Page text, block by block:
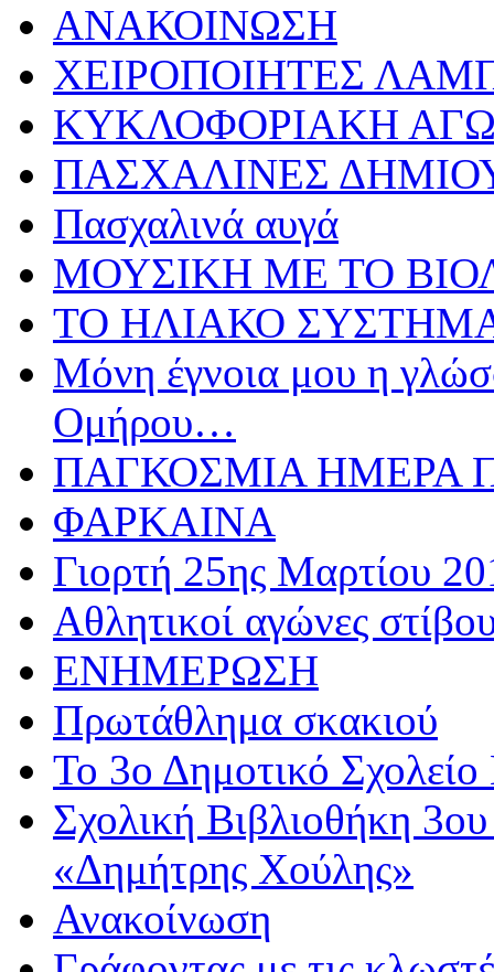
ΑΝΑΚΟΙΝΩΣΗ
ΧΕΙΡΟΠΟΙΗΤΕΣ
ΚΥΚΛΟΦΟΡΙΑΚΗ
ΠΑΣΧΑΛΙΝΕΣ
Πασχαλινά αυγά
ΜΟΥΣΙΚΗ ΜΕ ΤΟ
ΤΟ ΗΛΙΑΚΟ
Μόνη έγνοια μου η
Ομήρου…
ΠΑΓΚΟΣΜΙΑ ΗΜΕΡΑ
ΦΑΡΚΑΙΝΑ
Γιορτή 25ης Μαρτίου
Αθλητικoί αγώνες
ΕΝΗΜΕΡΩΣΗ
Πρωτάθλημα σκακιού
Το 3ο Δημοτικό Σχολείο
Σχολική Βιβλιοθήκη
«Δημήτρης Χούλης»
Ανακοίνωση